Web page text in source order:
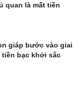
quan là mất tiền
giáp bước vào giai
bạc khởi sắc